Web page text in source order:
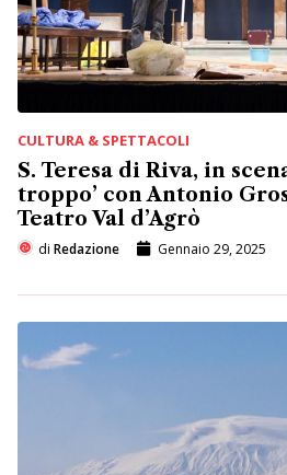
CULTURA & SPETTACOLI
S. Teresa di Riva, in
troppo’ con Antonio
Teatro Val d’Agrò
di Redazione Gennaio 29, 2025